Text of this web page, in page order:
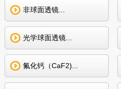
非球面透镜...
光学球面透镜...
氟化钙（CaF2)...